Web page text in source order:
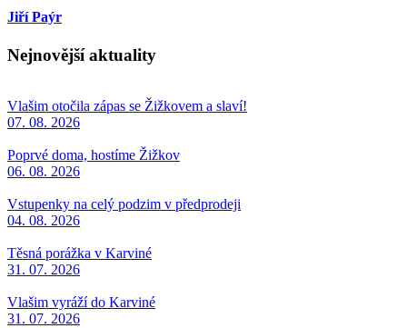
Jiří Paýr
Nejnovější aktuality
Vlašim otočila zápas se Žižkovem a slaví!
07. 08. 2026
Poprvé doma, hostíme Žižkov
06. 08. 2026
Vstupenky na celý podzim v předprodeji
04. 08. 2026
Těsná porážka v Karviné
31. 07. 2026
Vlašim vyráží do Karviné
31. 07. 2026